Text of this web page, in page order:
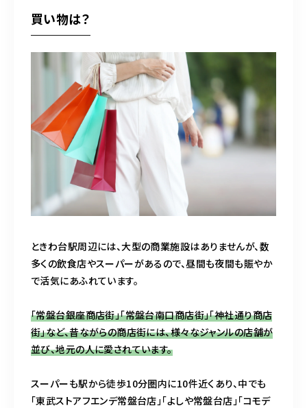
買い物は？
ときわ台駅周辺には、大型の商業施設はありませんが、数
多くの飲食店やスーパーがあるので、昼間も夜間も賑やか
で活気にあふれています。
「常盤台銀座商店街」「常盤台南口商店街」「神社通り商店
街」など、昔ながらの商店街には、様々なジャンルの店舗が
並び、地元の人に愛されています。
スーパーも駅から徒歩10分圏内に10件近くあり、中でも
「東武ストアフエンデ常盤台店」「よしや常盤台店」「コモデ